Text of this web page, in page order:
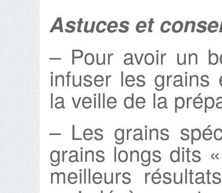
Astuces et
– Pour avoir un
infuser les
la veille de la
– Les grains
grains longs dits
meilleurs